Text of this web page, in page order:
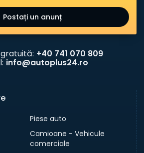
Postați un anunț
+40 741 070 809
info@autoplus24.ro
Piese auto
Camioane - Vehicule
comerciale